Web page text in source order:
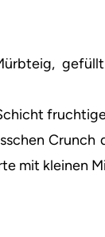
mit kleinen